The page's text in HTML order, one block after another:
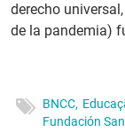
derecho
de la pandemia)
BNCC,
Fundación